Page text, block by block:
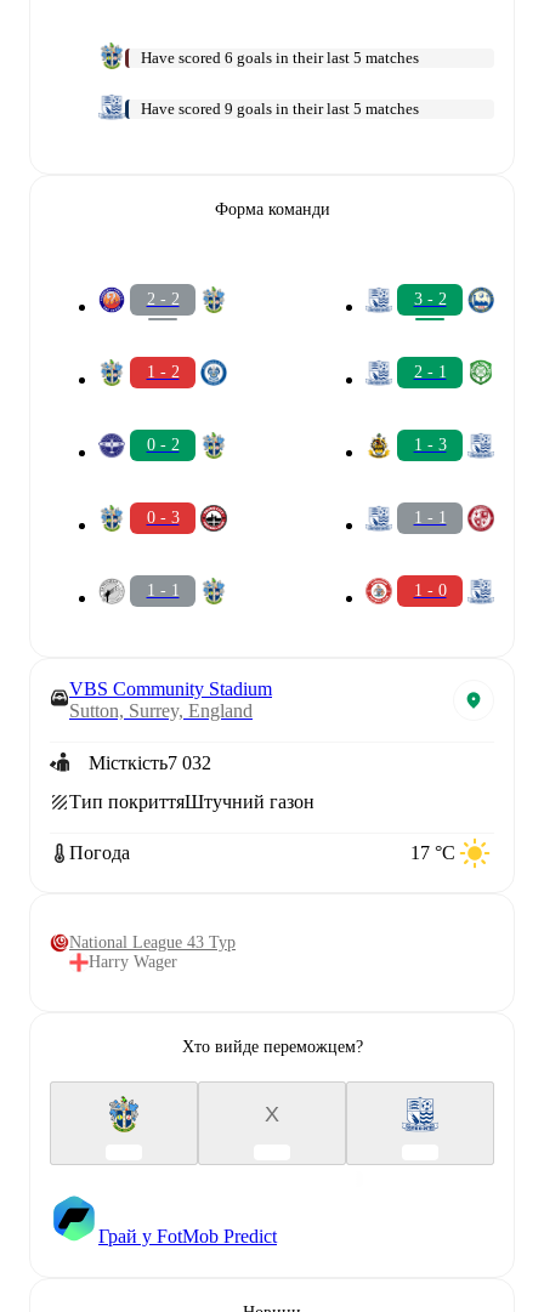
Have scored 6 goals in their last 5 matches
Have scored 9 goals in their last 5 matches
Форма команди
2 - 2
1 - 2
0 - 2
0 - 3
1 - 1
3 - 2
2 - 1
1 - 3
1 - 1
1 - 0
VBS Community Stadium
Sutton, Surrey, England
Місткість7 032
Тип покриттяШтучний газон
Погода 17 °C
National League 43 Тур
Harry Wager
Хто вийде переможцем?
X
Грай у FotMob Predict